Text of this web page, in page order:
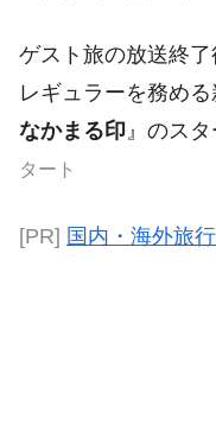
ゲスト旅の放送終
レギュラーを務め
なかまる印 』のス
タート
[PR] 国内・海外旅